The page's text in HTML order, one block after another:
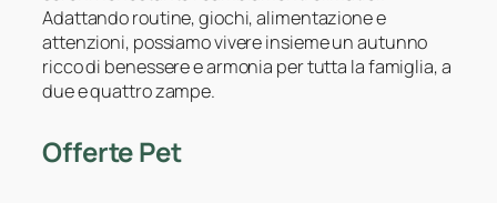
Adattando routine, giochi, alimentazione e
attenzioni, possiamo vivere insieme un autunno
ricco di benessere e armonia per tutta la famiglia, a
due e quattro zampe.
Offerte Pet